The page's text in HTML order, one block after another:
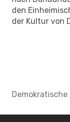
den
der Kultur von
Demokratische